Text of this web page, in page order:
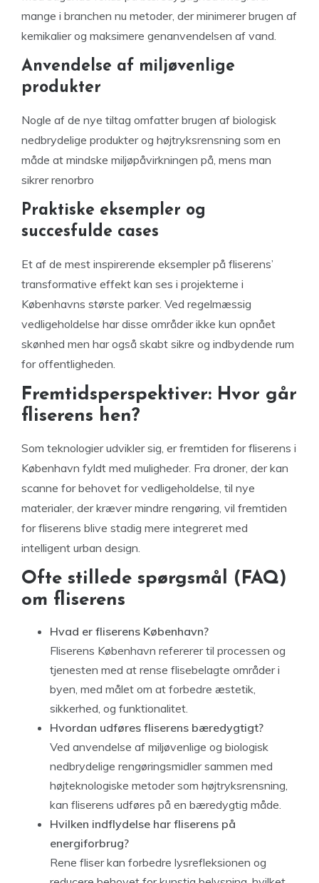
mange i branchen nu metoder, der minimerer brugen af
kemikalier og maksimere genanvendelsen af vand.
Anvendelse af miljøvenlige
produkter
Nogle af de nye tiltag omfatter brugen af biologisk
nedbrydelige produkter og højtryksrensning som en
måde at mindske miljøpåvirkningen på, mens man
sikrer renorbro
Praktiske eksempler og
succesfulde cases
Et af de mest inspirerende eksempler på fliserens’
transformative effekt kan ses i projekterne i
Københavns største parker. Ved regelmæssig
vedligeholdelse har disse områder ikke kun opnået
skønhed men har også skabt sikre og indbydende rum
for offentligheden.
Fremtidsperspektiver: Hvor går
fliserens hen?
Som teknologier udvikler sig, er fremtiden for fliserens i
København fyldt med muligheder. Fra droner, der kan
scanne for behovet for vedligeholdelse, til nye
materialer, der kræver mindre rengøring, vil fremtiden
for fliserens blive stadig mere integreret med
intelligent urban design.
Ofte stillede spørgsmål (FAQ)
om fliserens
Hvad er fliserens København?
Fliserens København refererer til processen og
tjenesten med at rense flisebelagte områder i
byen, med målet om at forbedre æstetik,
sikkerhed, og funktionalitet.
Hvordan udføres fliserens bæredygtigt?
Ved anvendelse af miljøvenlige og biologisk
nedbrydelige rengøringsmidler sammen med
højteknologiske metoder som højtryksrensning,
kan fliserens udføres på en bæredygtig måde.
Hvilken indflydelse har fliserens på
energiforbrug?
Rene fliser kan forbedre lysrefleksionen og